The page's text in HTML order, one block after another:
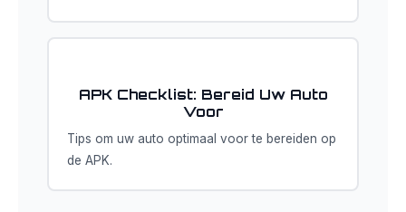
APK Checklist: Bereid Uw Auto
Voor
Tips om uw auto optimaal voor te bereiden op
de APK.